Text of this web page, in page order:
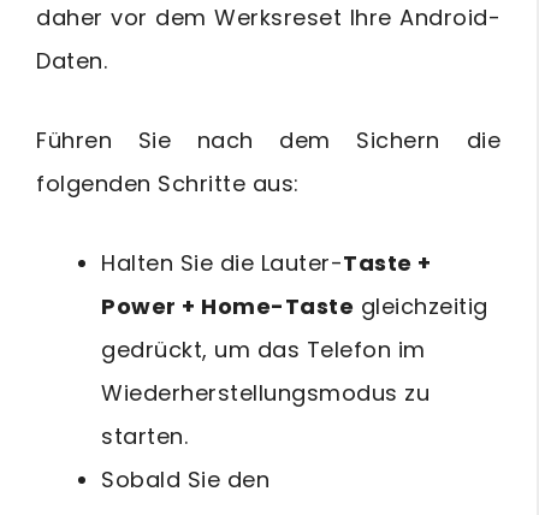
daher vor dem Werksreset Ihre Android-
Daten.
Führen Sie nach dem Sichern die
folgenden Schritte aus:
Halten Sie die Lauter-Taste +
Power + Home-Taste gleichzeitig
gedrückt, um das Telefon im
Wiederherstellungsmodus zu
starten.
Sobald Sie den